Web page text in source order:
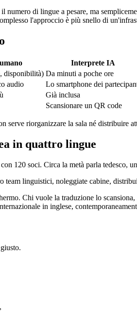
numero di lingue a pesare, ma
l'approccio è più snello di
Interprete IA
disponibilità) Da minuti a poche ore
audio
Lo smartphone dei
Già inclusa
Scansionare un QR code
serve riorganizzare la sala né distribuire
in quattro lingue
120 soci. Circa la metà parla tedesco,
team linguistici, noleggiate cabine,
Chi vuole la traduzione lo
in inglese,